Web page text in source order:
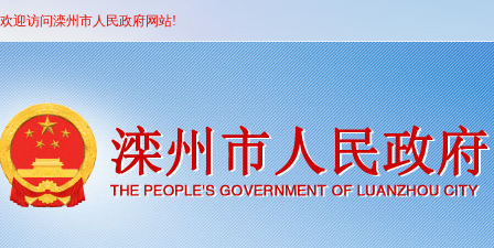
欢迎访问滦州市人民政府网站!